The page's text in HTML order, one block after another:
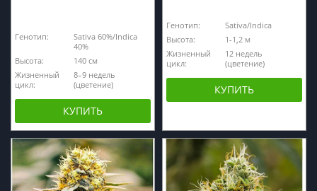
Генотип:
Sativa 60%/Indica
40%
Высота:
140 cм
Жизненный
цикл:
8–9 недель
(цветение)
КУПИТЬ
Генотип:
Sativa/Indica
Высота:
1-1,2 м
Жизненный
цикл:
12 недель
(цветение)
КУПИТЬ